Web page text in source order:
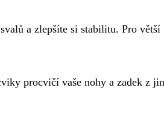
a zlepšíte si stabilitu. Pro větší
procvičí vaše nohy a zadek z